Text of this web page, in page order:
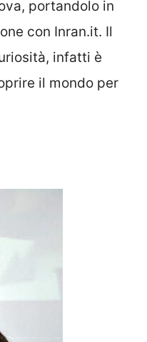
portandolo in
con Inran.it. Il
infatti è
il mondo per